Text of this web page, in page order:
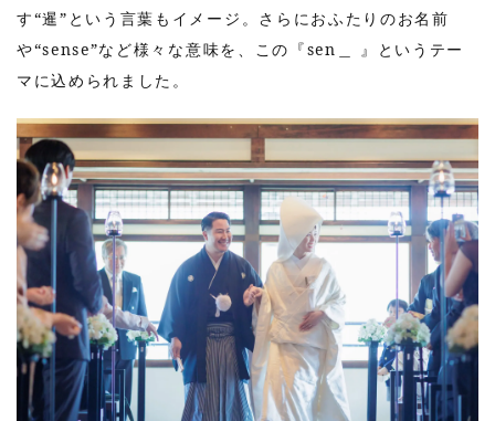
す“暹”という言葉もイメージ。さらにおふたりのお名前
や“sense”など様々な意味を、この『sen＿ 』というテー
マに込められました。